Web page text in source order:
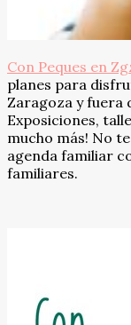
Con Peques en
planes para
Zaragoza y fuera
Exposiciones,
mucho más! No
agenda familiar
familiares.